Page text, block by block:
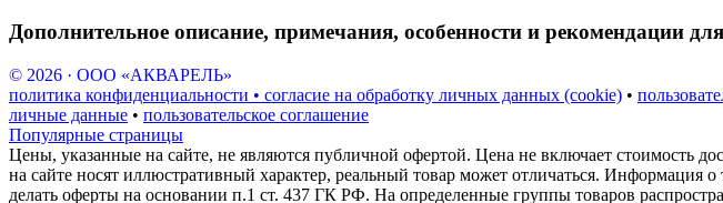
Дополнительное описание, примечания, особенности и рекомендации
© 2026 · ООО «АКВАРЕЛЬ»
политика конфиденциальности • согласие на обработку личных данных (cookie) •
личные данные • пользовательское соглашение
Популярные страницы
Цены, указанные на сайте, не являются публичной офертой. Цена не включает стоимость
на сайте носят иллюстративный характер, реальный товар может отличаться. Информация
делать оферты на основании п.1 ст. 437 ГК РФ. На определенные группы товаров